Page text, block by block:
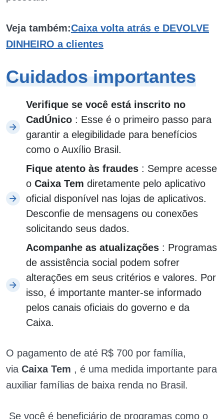
Veja também:Caixa volta atrás e DEVOLVE
DINHEIRO a clientes
Cuidados importantes
Verifique se você está inscrito no
CadÚnico : Esse é o primeiro passo para
garantir a elegibilidade para benefícios
como o Auxílio Brasil.
Fique atento às fraudes : Sempre acesse
o Caixa Tem diretamente pelo aplicativo
oficial disponível nas lojas de aplicativos.
Desconfie de mensagens ou conexões
solicitando seus dados.
Acompanhe as atualizações : Programas
de assistência social podem sofrer
alterações em seus critérios e valores. Por
isso, é importante manter-se informado
pelos canais oficiais do governo e da
Caixa.
O pagamento de até R$ 700 por família,
via Caixa Tem , é uma medida importante para
auxiliar famílias de baixa renda no Brasil.
Se você é beneficiário de programas como o